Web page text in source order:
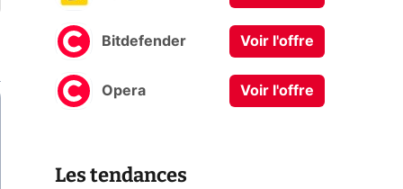
Bitdefender Voir l'offre
Opera Voir l'offre
Les tendances